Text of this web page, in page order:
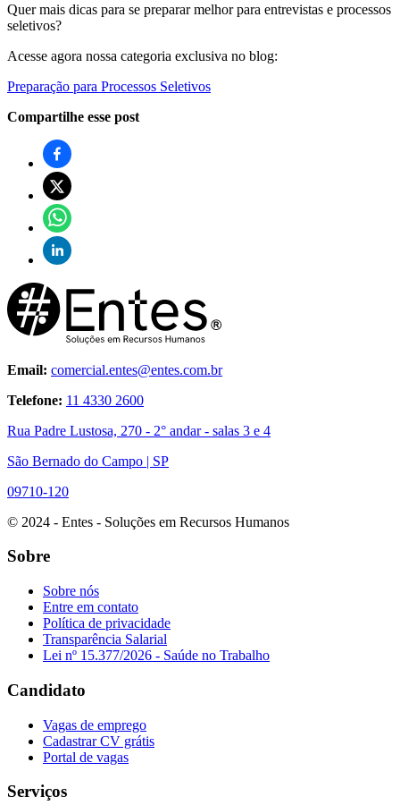
Quer mais dicas para se preparar melhor para entrevistas e processos
seletivos?
Acesse agora nossa categoria exclusiva no blog:
Preparação para Processos Seletivos
Compartilhe esse post
Email: comercial.entes@entes.com.br
Telefone: 11 4330 2600
Rua Padre Lustosa, 270 - 2° andar - salas 3 e 4
São Bernado do Campo | SP
09710-120
© 2024 - Entes - Soluções em Recursos Humanos
Sobre
Sobre nós
Entre em contato
Política de privacidade
Transparência Salarial
Lei nº 15.377/2026 - Saúde no Trabalho
Candidato
Vagas de emprego
Cadastrar CV grátis
Portal de vagas
Serviços